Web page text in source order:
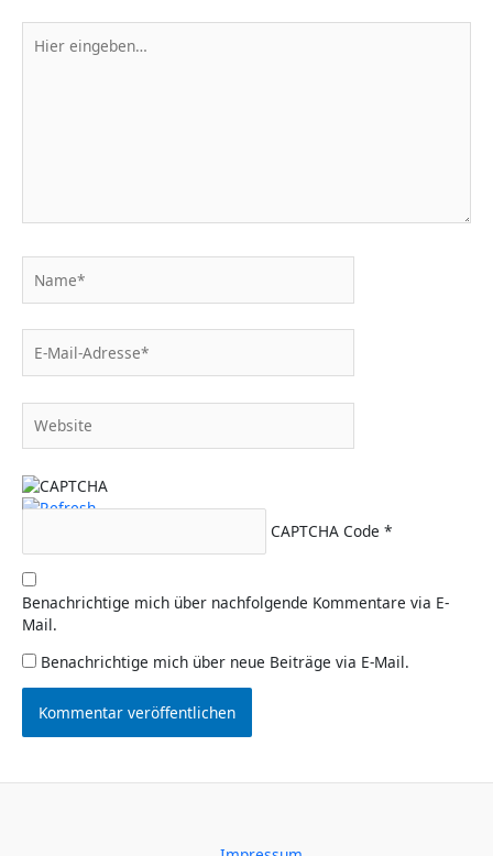
eingeben…
Mail-
Adresse*
CAPTCHA Code *
Benachrichtige mich über nachfolgende Kommentare via E-
Mail.
Benachrichtige mich über neue Beiträge via E-Mail.